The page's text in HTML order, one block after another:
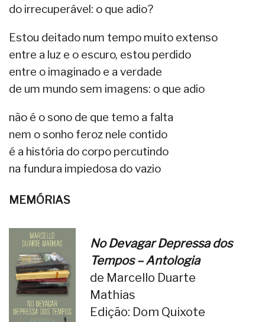
do irrecuperável: o que adio?
Estou deitado num tempo muito extenso
entre a luz e o escuro, estou perdido
entre o imaginado e a verdade
de um mundo sem imagens: o que adio
não é o sono de que temo a falta
nem o sonho feroz nele contido
é a história do corpo percutindo
na fundura impiedosa do vazio
MEMÓRIAS
No Devagar Depressa dos
Tempos – Antologia
de Marcello Duarte
Mathias
Edição: Dom Quixote